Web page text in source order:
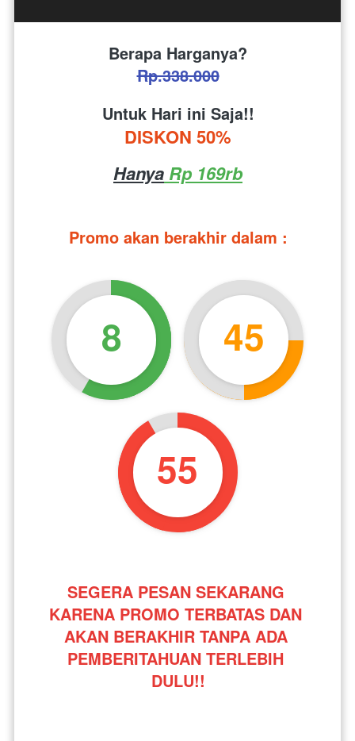
Berapa Harganya?
Rp.338.000
Untuk Hari ini Saja!!
DISKON 50%
Hanya Rp 169rb
Promo akan berakhir dalam :
8 45
54
SEGERA PESAN SEKARANG
KARENA PROMO TERBATAS DAN
AKAN BERAKHIR TANPA ADA
PEMBERITAHUAN TERLEBIH
DULU!!